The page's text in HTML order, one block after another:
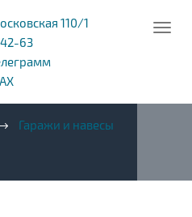
110/1
63
Гаражи и навесы